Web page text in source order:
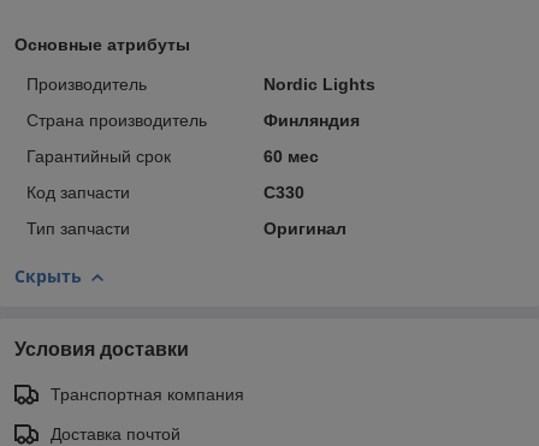
Основные атрибуты
Производитель
Nordic Lights
Страна производитель
Финляндия
Гарантийный срок
60 мес
Код запчасти
С330
Тип запчасти
Оригинал
Скрыть
Условия доставки
Транспортная компания
Доставка почтой